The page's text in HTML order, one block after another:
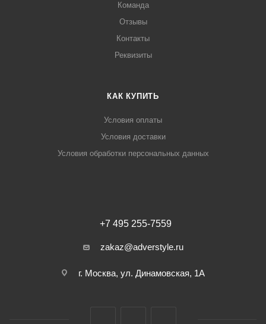
Команда
Отзывы
Контакты
Реквизиты
КАК КУПИТЬ
Условия оплаты
Условия доставки
Условия обработки персональных данных
+7 495 255-7559
zakaz@adverstyle.ru
г. Москва, ул. Динамовская, 1А